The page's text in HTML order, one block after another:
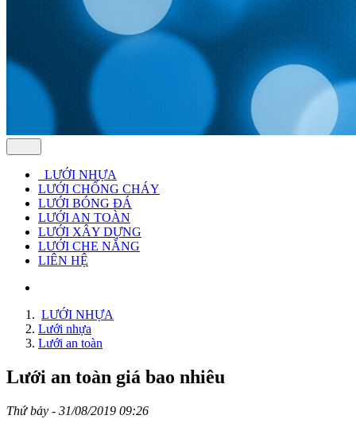
LƯỚI NHỰA
LƯỚI CHỐNG CHÁY
LƯỚI BÓNG ĐÁ
LƯỚI AN TOÀN
LƯỚI XÂY DỰNG
LƯỚI CHE NẮNG
LIÊN HỆ
LƯỚI NHỰA
Lưới nhựa
Lưới an toàn
Lưới an toàn giá bao nhiêu
Thứ bảy - 31/08/2019 09:26